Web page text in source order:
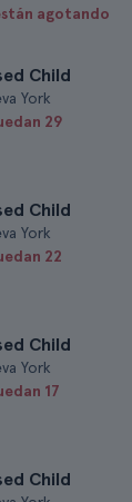
agotando
Child
York
29
Child
York
22
Child
York
17
Child